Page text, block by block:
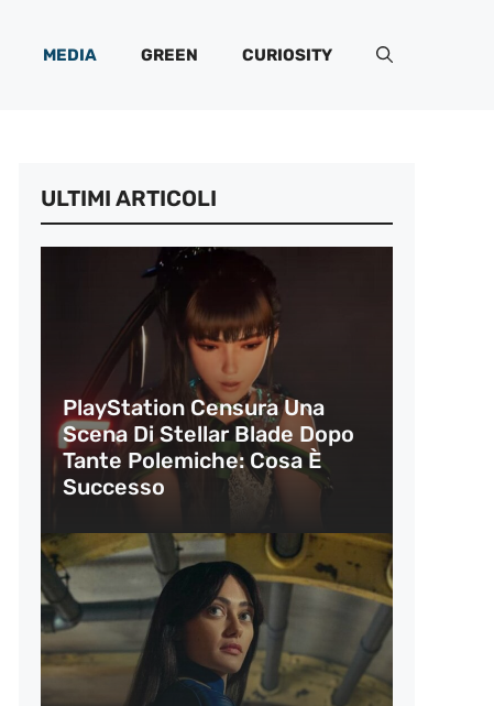
MEDIA GREEN CURIOSITY
ULTIMI ARTICOLI
PlayStation Censura Una
Scena Di Stellar Blade Dopo
Tante Polemiche: Cosa È
Successo